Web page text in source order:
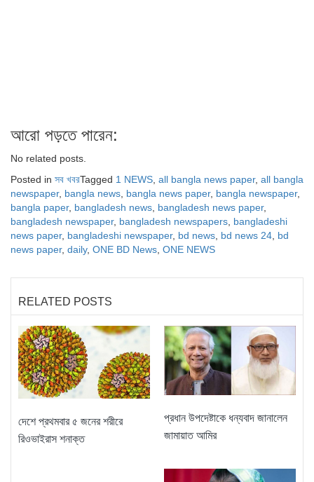
আরো পড়তে পারেন:
No related posts.
Posted in সব খবরTagged 1 NEWS, all bangla news paper, all bangla
newspaper, bangla news, bangla news paper, bangla newspaper,
bangla paper, bangladesh news, bangladesh news paper,
bangladesh newspaper, bangladesh newspapers, bangladeshi
news paper, bangladeshi newspaper, bd news, bd news 24, bd
news paper, daily, ONE BD News, ONE NEWS
RELATED POSTS
দেশে প্রথমবার ৫ জনের শরীরে
রিওভাইরাস শনাক্ত
প্রধান উপদেষ্টাকে ধন্যবাদ জানালেন
জামায়াত আমির